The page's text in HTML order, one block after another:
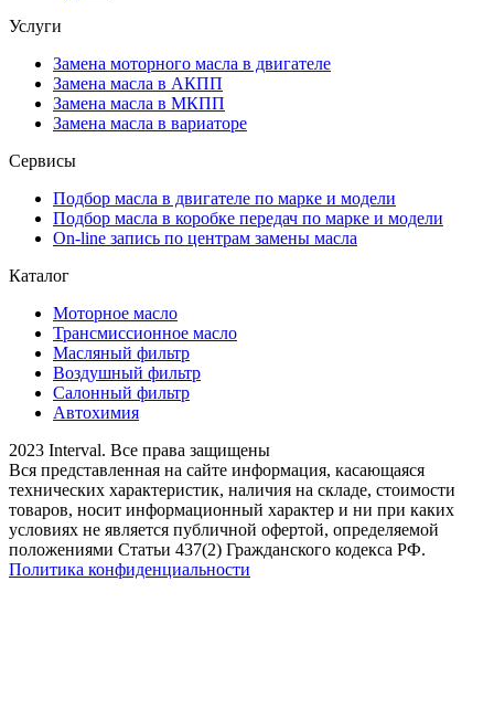
Услуги
Замена моторного масла в двигателе
Замена масла в АКПП
Замена масла в МКПП
Замена масла в вариаторе
Сервисы
Подбор масла в двигателе по марке и модели
Подбор масла в коробке передач по марке и модели
On-line запись по центрам замены масла
Каталог
Моторное масло
Трансмиссионное масло
Масляный фильтр
Воздушный фильтр
Салонный фильтр
Автохимия
2023 Interval. Все права защищены
Вся представленная на сайте информация, касающаяся
технических характеристик, наличия на складе, стоимости
товаров, носит информационный характер и ни при каких
условиях не является публичной офертой, определяемой
положениями Статьи 437(2) Гражданского кодекса РФ.
Политика конфиденциальности